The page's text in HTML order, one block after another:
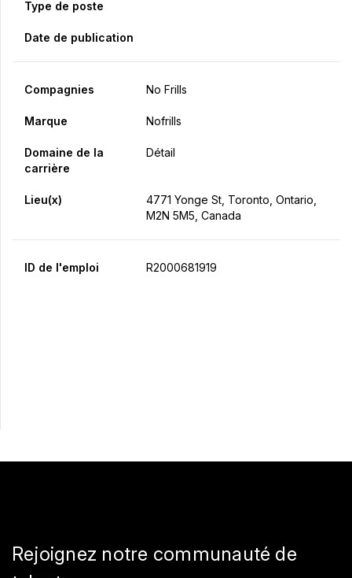
Type de poste
Date de publication
Compagnies No Frills
Marque Nofrills
Domaine de la
carrière
Détail
Lieu(x)
4771 Yonge St, Toronto, Ontario,
M2N 5M5, Canada
ID de l'emploi R2000681919
Rejoignez notre communauté de